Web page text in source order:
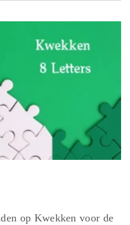
op Kwekken voor de